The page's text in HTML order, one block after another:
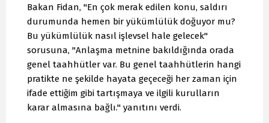
Bakan Fidan, "En çok merak edilen konu, saldırı
durumunda hemen bir yükümlülük doğuyor mu?
Bu yükümlülük nasıl işlevsel hale gelecek"
sorusuna, "Anlaşma metnine bakıldığında orada
genel taahhütler var. Bu genel taahhütlerin hangi
pratikte ne şekilde hayata geçeceği her zaman için
ifade ettiğim gibi tartışmaya ve ilgili kurulların
karar almasına bağlı." yanıtını verdi.